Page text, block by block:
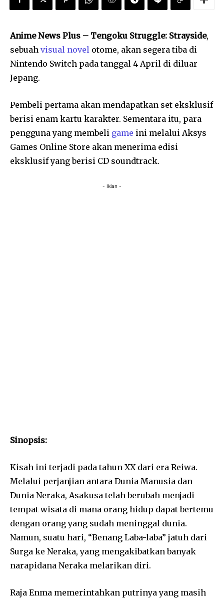
Anime News Plus – Tengoku Struggle: Strayside,
sebuah visual novel otome, akan segera tiba di
Nintendo Switch pada tanggal 4 April di diluar
Jepang.
Pembeli pertama akan mendapatkan set eksklusif
berisi enam kartu karakter. Sementara itu, para
pengguna yang membeli game ini melalui Aksys
Games Online Store akan menerima edisi
eksklusif yang berisi CD soundtrack.
- Iklan -
Sinopsis:
Kisah ini terjadi pada tahun XX dari era Reiwa.
Melalui perjanjian antara Dunia Manusia dan
Dunia Neraka, Asakusa telah berubah menjadi
tempat wisata di mana orang hidup dapat bertemu
dengan orang yang sudah meninggal dunia.
Namun, suatu hari, “Benang Laba-laba” jatuh dari
Surga ke Neraka, yang mengakibatkan banyak
narapidana Neraka melarikan diri.
Raja Enma memerintahkan putrinya yang masih